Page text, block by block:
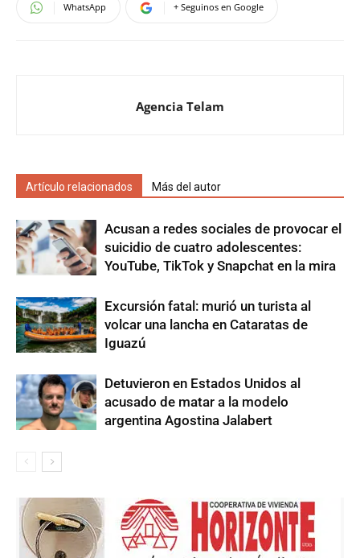
WhatsApp + Seguinos en Google
Agencia Telam
Artículo relacionados Más del autor
Acusan a redes sociales de provocar el
suicidio de cuatro adolescentes:
YouTube, TikTok y Snapchat en la mira
Excursión fatal: murió un turista al
volcar una lancha en Cataratas de
Iguazú
Detuvieron en Estados Unidos al
acusado de matar a la modelo
argentina Agostina Jalabert